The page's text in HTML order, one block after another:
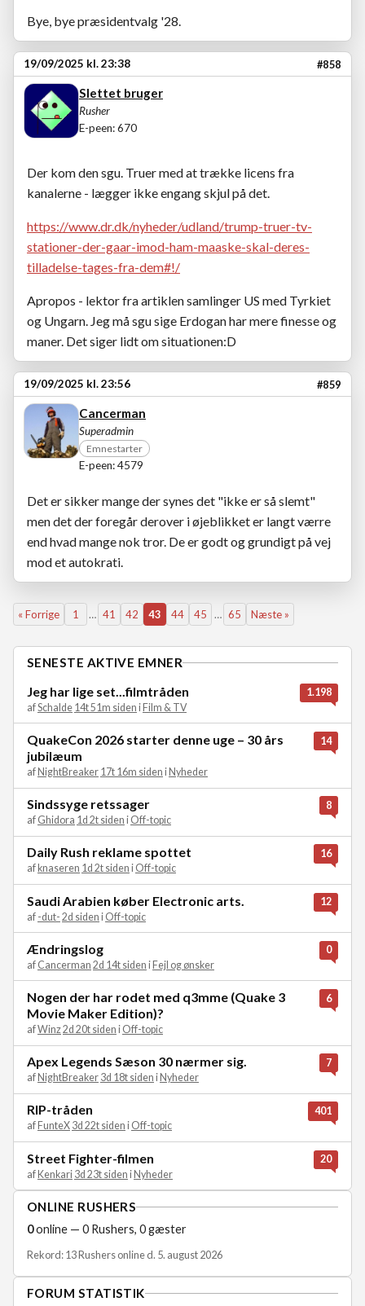
Bye, bye præsidentvalg '28.
19/09/2025 kl. 23:38 #858
Slettet bruger
Rusher
E-peen: 670
Der kom den sgu. Truer med at trække licens fra
kanalerne - lægger ikke engang skjul på det.
https://www.dr.dk/nyheder/udland/trump-truer-tv-
stationer-der-gaar-imod-ham-maaske-skal-deres-
tilladelse-tages-fra-dem#!/
Apropos - lektor fra artiklen samlinger US med Tyrkiet
og Ungarn. Jeg må sgu sige Erdogan har mere finesse og
maner. Det siger lidt om situationen:D
19/09/2025 kl. 23:56 #859
Cancerman
Superadmin
Emnestarter
E-peen: 4579
Det er sikker mange der synes det "ikke er så slemt"
men det der foregår derover i øjeblikket er langt værre
end hvad mange nok tror. De er godt og grundigt på vej
mod et autokrati.
« Forrige 1 … 41 42 43 44 45 … 65 Næste »
SENESTE AKTIVE EMNER
Jeg har lige set...filmtråden
afSchalde 14t 51m siden i Film & TV
1.198
QuakeCon 2026 starter denne uge – 30 års
jubilæum
af NightBreaker 17t 16m siden i Nyheder
14
Sindssyge retssager
af Ghidora 1d 2t siden i Off-topic
8
Daily Rush reklame spottet
af knaseren 1d 2t siden i Off-topic
16
Saudi Arabien køber Electronic arts.
af -dut- 2d siden i Off-topic
12
Ændringslog
af Cancerman 2d 14t siden i Fejl og ønsker
0
Nogen der har rodet med q3mme (Quake 3
Movie Maker Edition)?
afWinz2d 20t siden i Off-topic
6
Apex Legends Sæson 30 nærmer sig.
af NightBreaker 3d 18t siden i Nyheder
7
RIP-tråden
af FunteX 3d 22t siden i Off-topic
401
Street Fighter-filmen
afKenkari 3d 23t siden iNyheder
20
ONLINE RUSHERS
0online — 0 Rushers, 0 gæster
Rekord: 13 Rushers online d. 5. august 2026
FORUM STATISTIK